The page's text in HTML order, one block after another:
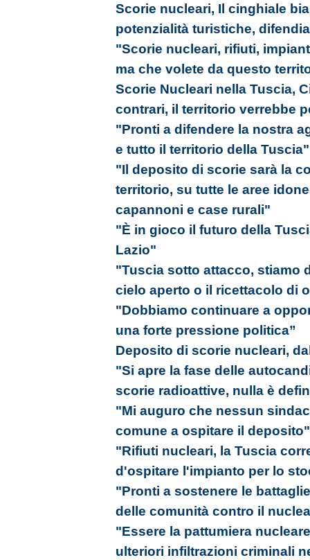
Scorie nucleari, Il cinghiale
potenzialità turistiche,
"Scorie nucleari, rifiuti,
ma che volete da questo
Scorie Nucleari nella Tuscia,
contrari, il territorio verrebbe
"Pronti a difendere la nostra
e tutto il territorio della Tuscia"
"Il deposito di scorie sarà la
territorio, su tutte le aree
capannoni e case rurali"
"È in gioco il futuro della
Lazio"
"Tuscia sotto attacco, stiamo
cielo aperto o il ricettacolo di
"Dobbiamo continuare a
una forte pressione politica”
Deposito di scorie nucleari,
"Si apre la fase delle
scorie radioattive, nulla è
"Mi auguro che nessun
comune a ospitare il deposito"
"Rifiuti nucleari, la Tuscia
d'ospitare l'impianto per lo
"Pronti a sostenere le
delle comunità contro il
"Essere la pattumiera
ulteriori infiltrazioni criminali